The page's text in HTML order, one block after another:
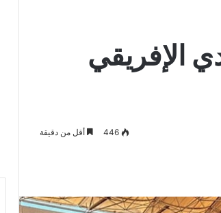
الإفريقي
446 أقل من دقيقة